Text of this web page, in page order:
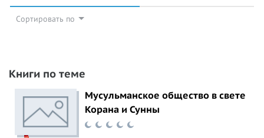
Сортировать по
Книги по теме
Мусульманское общество в свете
Корана и Сунны